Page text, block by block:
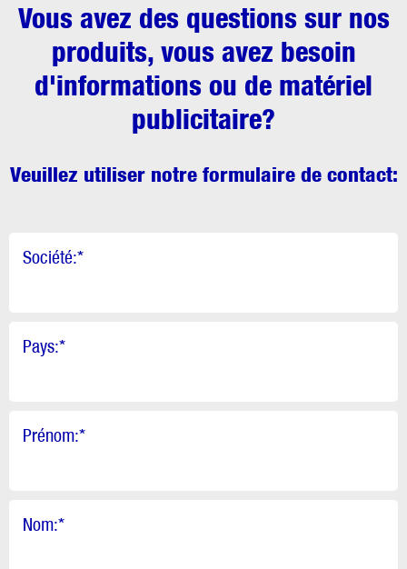
Vous avez des questions sur nos
produits, vous avez besoin
d'informations ou de matériel
publicitaire?
Veuillez utiliser notre formulaire de contact:
Société:*
Pays:*
Prénom:*
Nom:*